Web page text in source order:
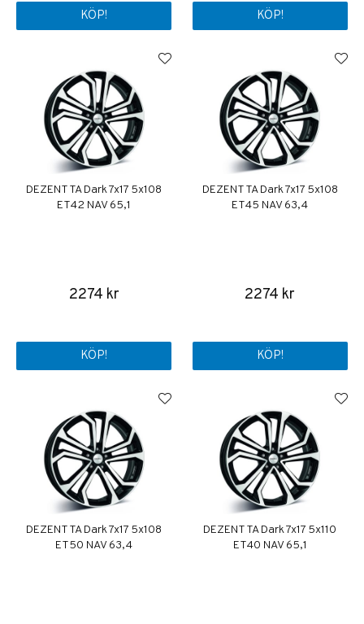
KÖP! KÖP!
DEZENT TA Dark 7x17 5x108
ET42 NAV 65,1
2274 kr
KÖP!
DEZENT TA Dark 7x17 5x108
ET45 NAV 63,4
2274 kr
KÖP!
DEZENT TA Dark 7x17 5x108
ET50 NAV 63,4
DEZENT TA Dark 7x17 5x110
ET40 NAV 65,1